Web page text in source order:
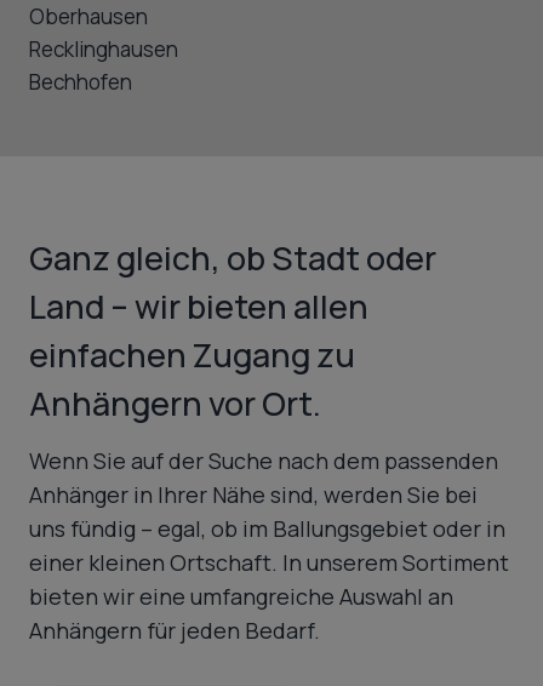
Oberhausen
Recklinghausen
Bechhofen
Ganz gleich, ob Stadt oder
Land – wir bieten allen
einfachen Zugang zu
Anhängern vor Ort.
Wenn Sie auf der Suche nach dem passenden
Anhänger in Ihrer Nähe sind, werden Sie bei
uns fündig – egal, ob im Ballungsgebiet oder in
einer kleinen Ortschaft. In unserem Sortiment
bieten wir eine umfangreiche Auswahl an
Anhängern für jeden Bedarf.